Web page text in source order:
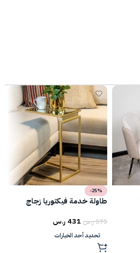
-25%
طاولة خدمة فيكتوريا زجاج
575ر.س431 ر.س
تحديد أحد الخيارات